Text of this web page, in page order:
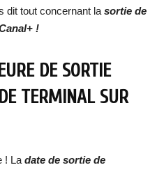
dit tout concernant la sortie de
!
DE SORTIE
TERMINAL SUR
! La date de sortie de